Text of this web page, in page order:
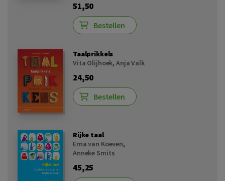
51,50
Bestellen
Taalprikkels
Vita Olijhoek,Anja Valk
24,50
Bestellen
Rijke taal
Erna van Koeven,
Anneke Smits
45,25